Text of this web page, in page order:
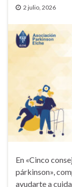
2 julio, 2026
En «Cinco
párkinson»,
ayudarte a